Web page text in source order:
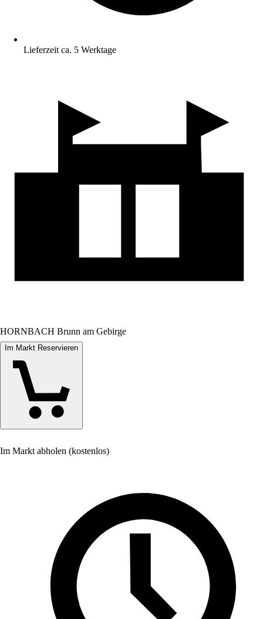
Lieferzeit ca. 5 Werktage
HORNBACH Brunn am Gebirge
Im Markt Reservieren
Im Markt abholen (kostenlos)